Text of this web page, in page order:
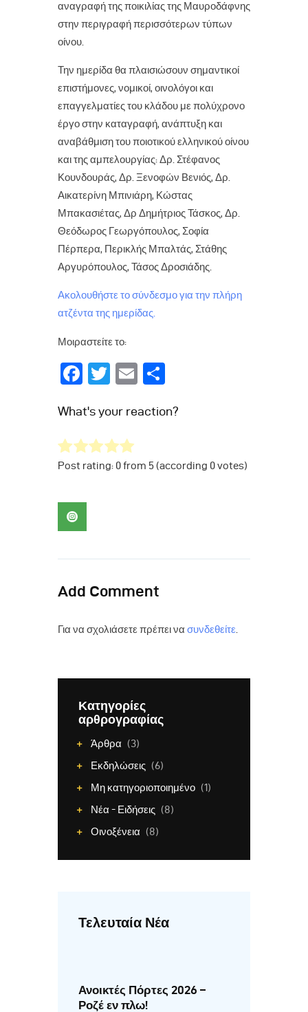
αναγραφή της ποικιλίας της Μαυροδάφνης
στην περιγραφή περισσότερων τύπων
οίνου.
Την ημερίδα θα πλαισιώσουν σημαντικοί
επιστήμονες, νομικοί, οινολόγοι και
επαγγελματίες του κλάδου με πολύχρονο
έργο στην καταγραφή, ανάπτυξη και
αναβάθμιση του ποιοτικού ελληνικού οίνου
και της αμπελουργίας: Δρ. Στέφανος
Κουνδουράς, Δρ. Ξενοφών Βενιός, Δρ.
Αικατερίνη Μπινιάρη, Κώστας
Μπακασιέτας, Δρ Δημήτριος Τάσκος, Δρ.
Θεόδωρος Γεωργόπουλος, Σοφία
Πέρπερα, Περικλής Μπαλτάς, Στάθης
Αργυρόπουλος, Τάσος Δροσιάδης.
Ακολουθήστε το σύνδεσμο για την πλήρη
ατζέντα της ημερίδας.
Μοιραστείτε το:
F
c
e
b
o
k
T
itt
er
E
ai ρ
σ
What's your reaction?
Post rating: 0from 5(according 0votes)
Add Comment
Για να σχολιάσετε πρέπει να συνδεθείτε.
Κατηγορίες
αρθρογραφίας
Άρθρα (3)
Εκδηλώσεις (6)
Μη κατηγοριοποιημένο (1)
Νέα - Ειδήσεις (8)
Οινοξένεια (8)
Τελευταία Νέα
Ανοικτές Πόρτες 2026 –
Ροζέ εν πλω!